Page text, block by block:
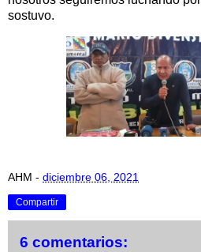
sostuvo.
AHM - diciembre 06, 2021
Compartir
6 comentarios: